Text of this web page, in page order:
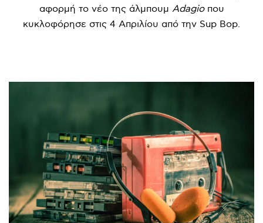
αφορμή το νέο της άλμπουμ Adagioπου
κυκλοφόρησε στις 4 Απριλίου από την Sup Bop.